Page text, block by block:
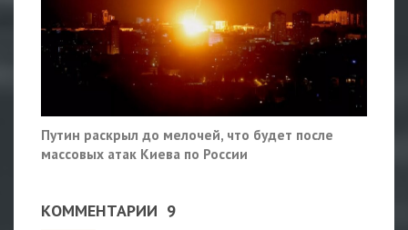
Путин раскрыл до мелочей, что будет после
массовых атак Киева по России
КОММЕНТАРИИ 9